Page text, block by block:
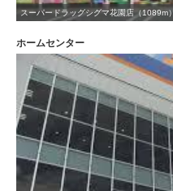
スーパードラッグシグマ花園店（1089m）
ホームセンター